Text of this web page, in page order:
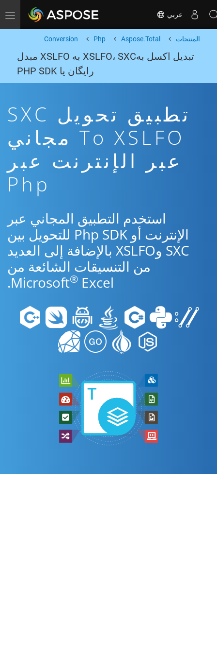
Toggle navigation عربي
المنتجات Aspose.Total
Php
Conversion
تبدیل اکسل بهXSLFO، SXC به XSLFO مبدل
رایگان یا PHP SDK
تطبيق تحويل SXC
To XSLFO مجاني
عبر الإنترنت عبر
Php
استخدم التطبيق المجاني عبر
الإنترنت أو Php SDK للتحويل بين
SXC وXSLFO بالإضافة إلى العديد
من التنسيقات الشائعة من
Microsoft® Excel.